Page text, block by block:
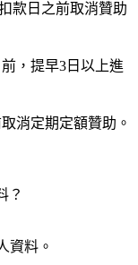
款日之前取消贊助
，提早3日以上進
消定期定額贊助。
？
資料。